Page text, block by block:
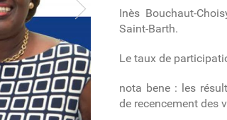
Inès Bouchaut-
Saint-Barth.
Le taux de
nota bene : les
de recencement des